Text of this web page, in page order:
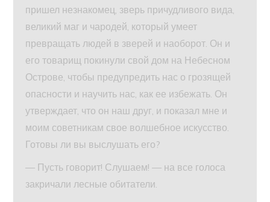
пришел незнакомец, зверь причудливого вида,
великий маг и чародей, который умеет
превращать людей в зверей и наоборот. Он и
его товарищ покинули свой дом на Небесном
Острове, чтобы предупредить нас о грозящей
опасности и научить нас, как ее избежать. Он
утверждает, что он наш друг, и показал мне и
моим советникам свое волшебное искусство.
Готовы ли вы выслушать его?
— Пусть говорит! Слушаем! — на все голоса
закричали лесные обитатели.